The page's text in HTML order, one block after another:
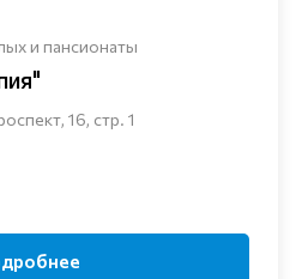
и пансионаты
16, стр. 1